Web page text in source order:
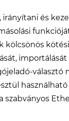
és
kölcsönös
importálását
szabványos